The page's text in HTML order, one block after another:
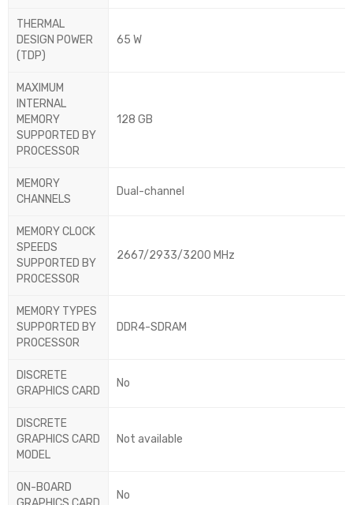
THERMAL
DESIGN POWER
(TDP)
65 W
MAXIMUM
INTERNAL
MEMORY
SUPPORTED BY
PROCESSOR
128 GB
MEMORY
CHANNELS
Dual-channel
MEMORY CLOCK
SPEEDS
SUPPORTED BY
PROCESSOR
2667/2933/3200 MHz
MEMORY TYPES
SUPPORTED BY
PROCESSOR
DDR4-SDRAM
DISCRETE
GRAPHICS CARD
No
DISCRETE
GRAPHICS CARD
MODEL
Not available
ON-BOARD
No